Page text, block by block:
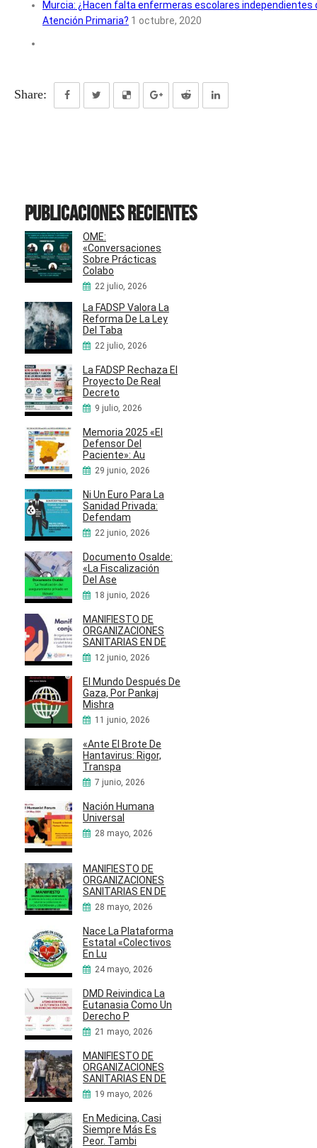
Murcia: ¿Hacen falta enfermeras escolares independientes
Atención Primaria? 1 octubre, 2020
Share:
Publicaciones recientes
OME:
«Conversaciones
Sobre Prácticas
Colabo
22 julio, 2026
La FADSP Valora La
Reforma De La Ley
Del Taba
22 julio, 2026
La FADSP Rechaza El
Proyecto De Real
Decreto
9 julio, 2026
Memoria 2025 «El
Defensor Del
Paciente»: Au
29 junio, 2026
Ni Un Euro Para La
Sanidad Privada:
Defendam
22 junio, 2026
Documento Osalde:
«La Fiscalización
Del Ase
18 junio, 2026
MANIFIESTO DE
ORGANIZACIONES
SANITARIAS EN DE
12 junio, 2026
El Mundo Después De
Gaza, Por Pankaj
Mishra
11 junio, 2026
«Ante El Brote De
Hantavirus: Rigor,
Transpa
7 junio, 2026
Nación Humana
Universal
28 mayo, 2026
MANIFIESTO DE
ORGANIZACIONES
SANITARIAS EN DE
28 mayo, 2026
Nace La Plataforma
Estatal «Colectivos
En Lu
24 mayo, 2026
DMD Reivindica La
Eutanasia Como Un
Derecho P
21 mayo, 2026
MANIFIESTO DE
ORGANIZACIONES
SANITARIAS EN DE
19 mayo, 2026
En Medicina, Casi
Siempre Más Es
Peor. Tambi